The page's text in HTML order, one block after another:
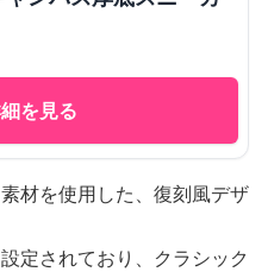
を見る
材を使用した、復刻風デザ
定されており、クラシック